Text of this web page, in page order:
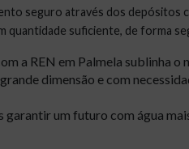
seguro através dos depósitos
quantidade suficiente, de forma
a REN em Palmela sublinha
dimensão e com
garantir um futuro com água